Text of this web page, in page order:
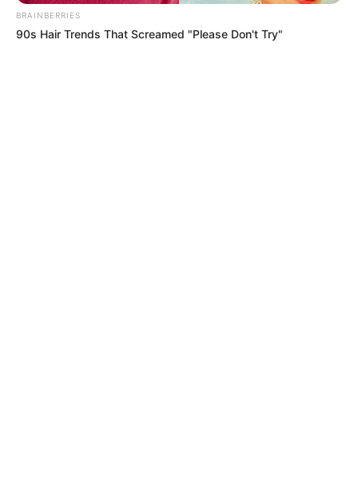
ALERTA BOGOTÁ EN GOOGLE NEWS
BRAINBERRIES
90s Hair Trends That Screamed "Please Don't Try"